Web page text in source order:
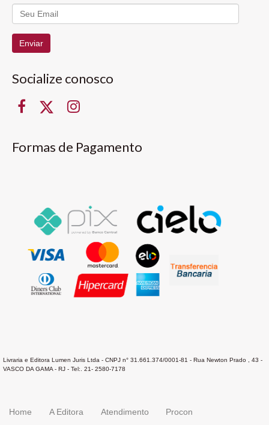
Enviar
Socialize conosco
Formas de Pagamento
Livraria e Editora Lumen Juris Ltda - CNPJ n° 31.661.374/0001-81 - Rua Newton Prado , 43 -
VASCO DA GAMA - RJ - Tel:. 21- 2580-7178
Home A Editora Atendimento Procon